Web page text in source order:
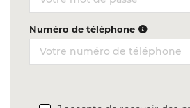
Numéro de téléphone